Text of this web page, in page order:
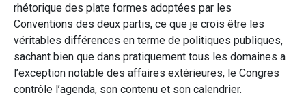
rhétorique des plate formes adoptées par les
Conventions des deux partis, ce que je crois être les
véritables différences en terme de politiques publiques,
sachant bien que dans pratiquement tous les domaines a
l’exception notable des affaires extérieures, le Congres
contrôle l’agenda, son contenu et son calendrier.